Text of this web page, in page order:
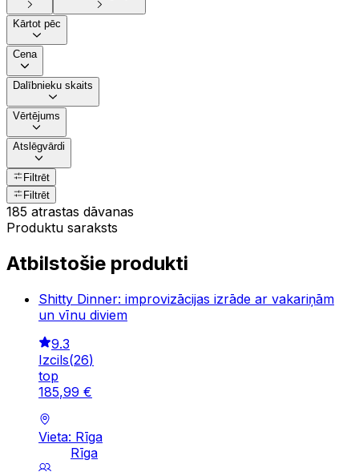
Kārtot pēc
Cena
Dalībnieku skaits
Vērtējums
Atslēgvārdi
Filtrēt
Filtrēt
185 atrastas dāvanas
Produktu saraksts
Atbilstošie produkti
Shitty Dinner: improvizācijas izrāde ar vakariņām
un vīnu diviem
9.3
Izcils(26)
top
185,99 €
Vieta: Rīga
Rīga